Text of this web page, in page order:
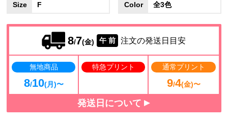
Size F Color 全3色
8/7(金) 午 前 注文の発送日目安
無地商品
8/10(月)〜
特急プリント 通常プリント
9/4(金)〜
発送日について